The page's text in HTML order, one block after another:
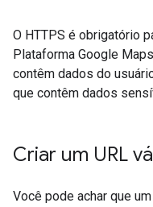
O HTTPS é obrigatório
Plataforma Google
contêm dados do
que contêm dados
Criar um URL
Você pode achar que